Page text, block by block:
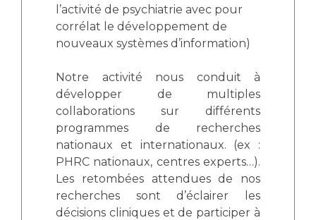
l’activité de psychiatrie avec pour
corrélat le développement de
nouveaux systèmes d’information)
Notre activité nous conduit à
développer de multiples
collaborations sur différents
programmes de recherches
nationaux et internationaux. (ex :
PHRC nationaux, centres experts…).
Les retombées attendues de nos
recherches sont d’éclairer les
décisions cliniques et de participer à